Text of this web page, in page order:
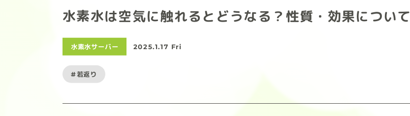
水素水は空気に触れるとどうなる？性質・効果について
水素水サーバー 2025.1.17 Fri
#若返り